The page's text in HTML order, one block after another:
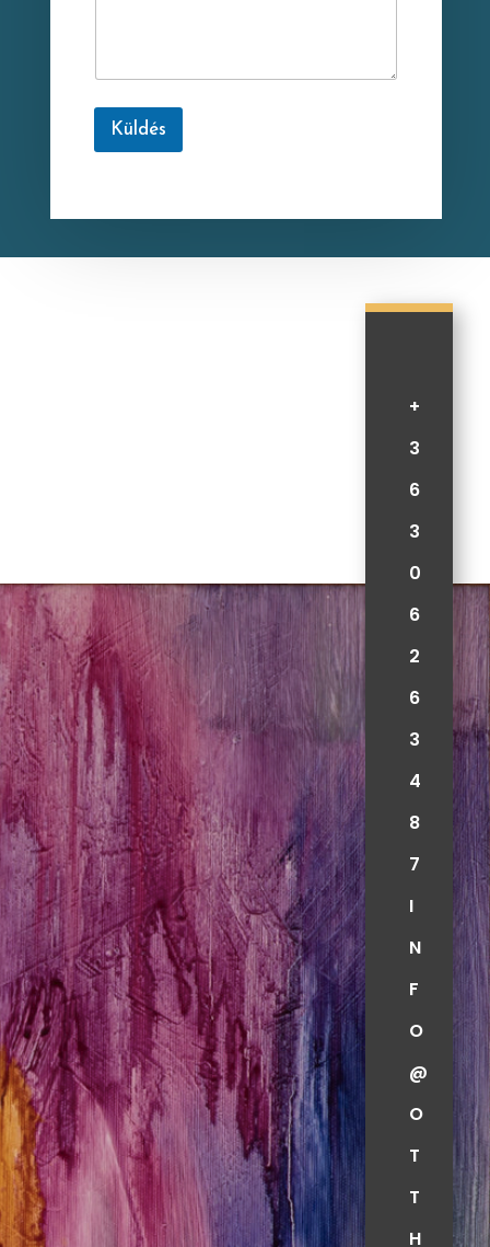
Küldés
+
3
6
3
0
6
2
6
3
4
8
7
I
N
F
O
@
O
T
T
H